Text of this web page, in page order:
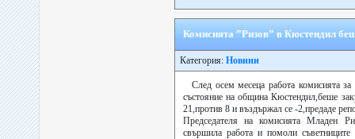
Комисията ”Ризов” в Кюстендил
Категория: Новини
След осем месеца работа комисията за
състояние на община Кюстендил,беше
21,против 8 и въздържал се -2,предаде
Председателя на комисията Младен
свършила работа и помоли